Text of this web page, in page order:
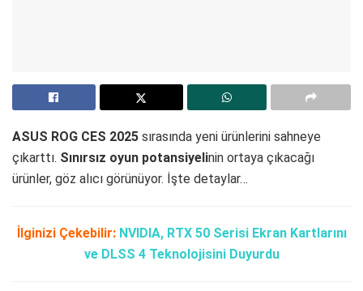
ASUS ROG CES 2025 sırasında yeni ürünlerini sahneye
çıkarttı. Sınırsız oyun potansiyelinin ortaya çıkacağı
ürünler, göz alıcı görünüyor. İşte detaylar…
İlginizi Çekebilir: NVIDIA, RTX 50 Serisi Ekran Kartlarını
ve DLSS 4 Teknolojisini Duyurdu